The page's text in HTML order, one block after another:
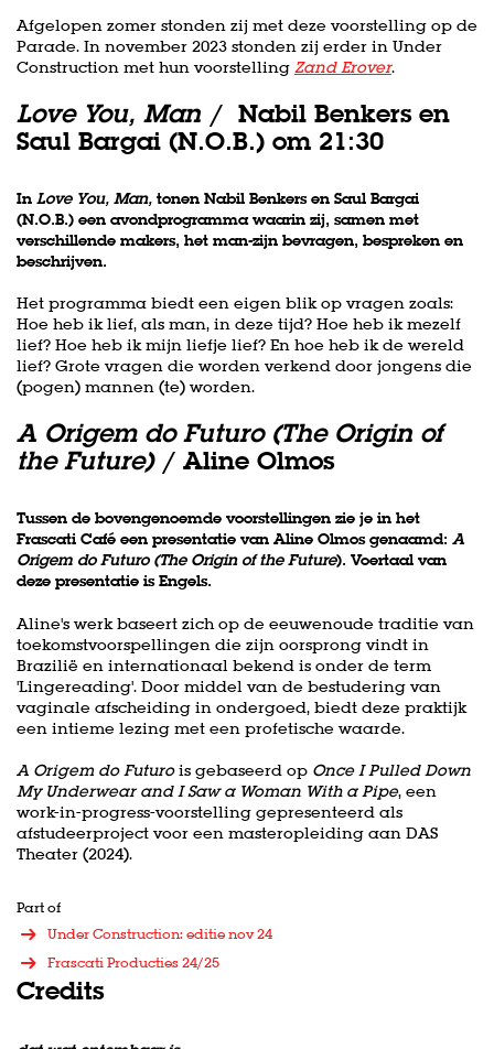
Afgelopen zomer stonden zij met deze voorstelling op de
Parade. In november 2023 stonden zij erder in Under
Construction met hun voorstelling Zand Erover.
Love You, Man / Nabil Benkers en
Saul Bargai (N.O.B.) om 21:30
In Love You, Man, tonen Nabil Benkers en Saul Bargai
(N.O.B.) een avondprogramma waarin zij, samen met
verschillende makers, het man-zijn bevragen, bespreken en
beschrijven.
Het programma biedt een eigen blik op vragen zoals:
Hoe heb ik lief, als man, in deze tijd? Hoe heb ik mezelf
lief? Hoe heb ik mijn liefje lief? En hoe heb ik de wereld
lief? Grote vragen die worden verkend door jongens die
(pogen) mannen (te) worden.
A Origem do Futuro (The Origin of
the Future)/ Aline Olmos
Tussen de bovengenoemde voorstellingen zie je in het
Frascati Café een presentatie van Aline Olmos genaamd: A
Origem do Futuro (The Origin of the Future). Voertaal van
deze presentatie is Engels.
Aline's werk baseert zich op de eeuwenoude traditie van
toekomstvoorspellingen die zijn oorsprong vindt in
Brazilië en internationaal bekend is onder de term
'Lingereading'. Door middel van de bestudering van
vaginale afscheiding in ondergoed, biedt deze praktijk
een intieme lezing met een profetische waarde.
A Origem do Futurois gebaseerd op Once I Pulled Down
My Underwear and I Saw a Woman With a Pipe, een
work-in-progress-voorstelling gepresenteerd als
afstudeerproject voor een masteropleiding aan DAS
Theater (2024).
Part of
Under Construction: editie nov 24
Frascati Producties 24/25
Credits